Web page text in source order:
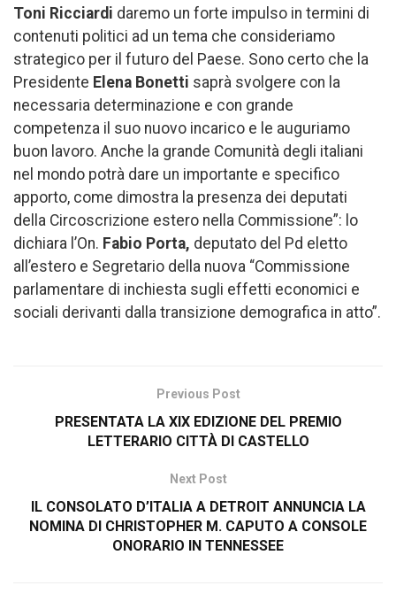
Toni Ricciardi daremo un forte impulso in termini di
contenuti politici ad un tema che consideriamo
strategico per il futuro del Paese. Sono certo che la
Presidente Elena Bonetti saprà svolgere con la
necessaria determinazione e con grande
competenza il suo nuovo incarico e le auguriamo
buon lavoro. Anche la grande Comunità degli italiani
nel mondo potrà dare un importante e specifico
apporto, come dimostra la presenza dei deputati
della Circoscrizione estero nella Commissione”: lo
dichiara l’On. Fabio Porta, deputato del Pd eletto
all’estero e Segretario della nuova “Commissione
parlamentare di inchiesta sugli effetti economici e
sociali derivanti dalla transizione demografica in atto”.
Previous Post
PRESENTATA LA XIX EDIZIONE DEL PREMIO
LETTERARIO CITTÀ DI CASTELLO
Next Post
IL CONSOLATO D’ITALIA A DETROIT ANNUNCIA LA
NOMINA DI CHRISTOPHER M. CAPUTO A CONSOLE
ONORARIO IN TENNESSEE